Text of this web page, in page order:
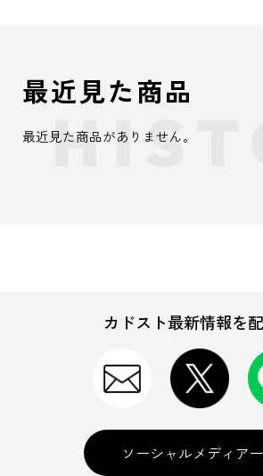
最近見た商品
最近見た商品がありません。
カドスト最新情報を
ソーシャルメディア